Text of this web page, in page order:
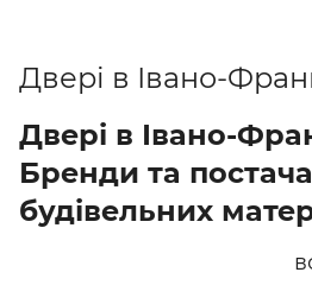
Двері в Івано-
Двері в Івано-
Бренди та
будівельних